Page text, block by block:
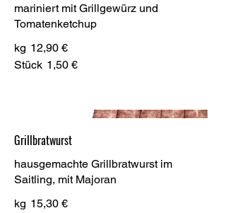
mariniert mit Grillgewürz und
Tomatenketchup
kg 12,90 €
Stück 1,50 €
Grillbratwurst
hausgemachte Grillbratwurst im
Saitling, mit Majoran
kg 15,30 €